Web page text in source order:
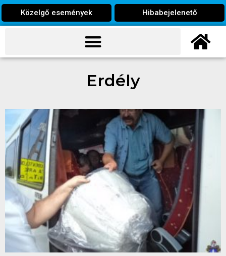
Közelgő események Hibabejelenető
Erdély